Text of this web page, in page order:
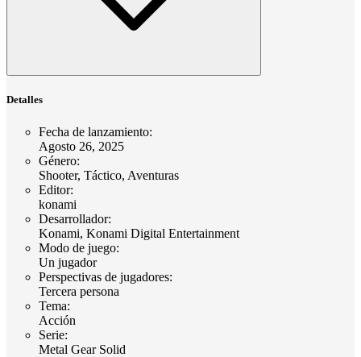
Detalles
Fecha de lanzamiento:
Agosto 26, 2025
Género:
Shooter, Táctico, Aventuras
Editor:
konami
Desarrollador:
Konami, Konami Digital Entertainment
Modo de juego:
Un jugador
Perspectivas de jugadores:
Tercera persona
Tema:
Acción
Serie:
Metal Gear Solid